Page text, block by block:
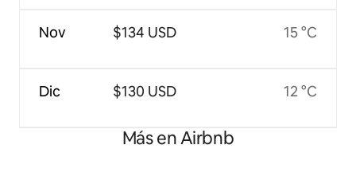
Nov
Dic
$134 USD
$130 USD
15 °C
12 °C
Más en Airbnb